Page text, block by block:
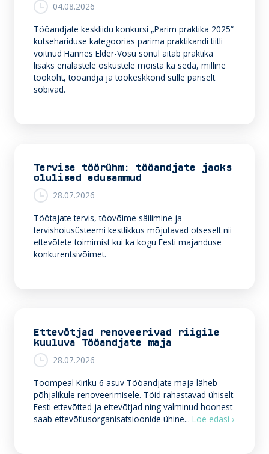
04.08.2026
Tööandjate keskliidu konkursi „Parim praktika 2025“
kutsehariduse kategoorias parima praktikandi tiitli
võitnud Hannes Elder-Võsu sõnul aitab praktika
lisaks erialastele oskustele mõista ka seda, milline
töökoht, tööandja ja töökeskkond sulle päriselt
sobivad.
Tervise töörühm: tööandjate jaoks
olulised edusammud
28.07.2026
Töötajate tervis, töövõime säilimine ja
tervishoiusüsteemi kestlikkus mõjutavad otseselt nii
ettevõtete toimimist kui ka kogu Eesti majanduse
konkurentsivõimet.
Ettevõtjad renoveerivad riigile
kuuluva Tööandjate maja
28.07.2026
Toompeal Kiriku 6 asuv Tööandjate maja läheb
põhjalikule renoveerimisele. Töid rahastavad ühiselt
Eesti ettevõtted ja ettevõtjad ning valminud hoonest
saab ettevõtlusorganisatsioonide ühine... Loe edasi ›E